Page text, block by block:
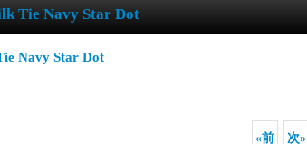
Tie Navy Star Dot
Navy Star Dot
«前 次»